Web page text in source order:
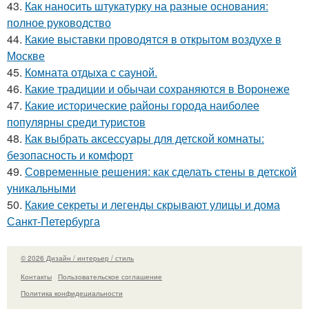
43. Как наносить штукатурку на разные основания:
полное руководство
44. Какие выставки проводятся в открытом воздухе в
Москве
45. Комната отдыха с сауной.
46. Какие традиции и обычаи сохраняются в Воронеже
47. Какие исторические районы города наиболее
популярны среди туристов
48. Как выбрать аксессуары для детской комнаты:
безопасность и комфорт
49. Современные решения: как сделать стены в детской
уникальными
50. Какие секреты и легенды скрывают улицы и дома
Санкт-Петербурга
© 2026 Дизайн / интерьер / стиль
Контакты
Пользовательское соглашение
Политика конфидециальности